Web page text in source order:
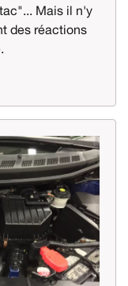
Mais il n'y
des réactions